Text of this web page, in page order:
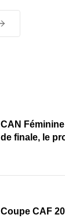
CAN
de finale, le
Coupe CAF